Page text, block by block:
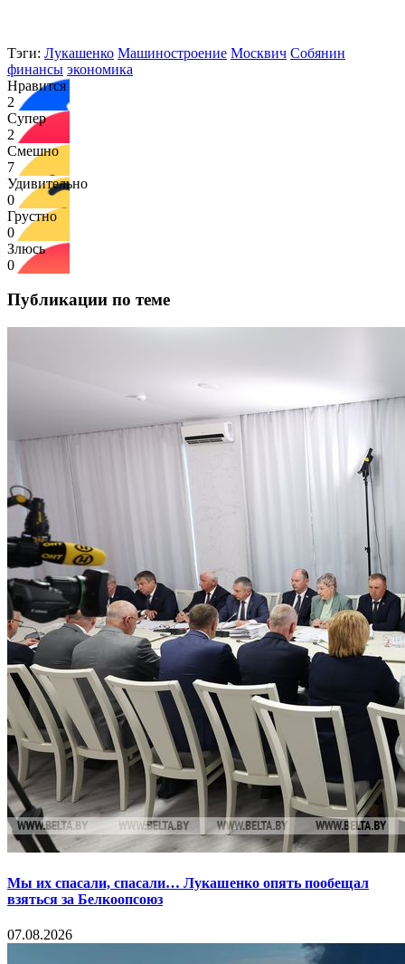
Тэги: Лукашенко Машиностроение Москвич Собянин
финансы экономика
Нравится
2
Супер
2
Смешно
7
Удивительно
0
Грустно
0
Злюсь
0
Публикации по теме
Мы их спасали, спасали… Лукашенко опять пообещал
взяться за Белкоопсоюз
07.08.2026